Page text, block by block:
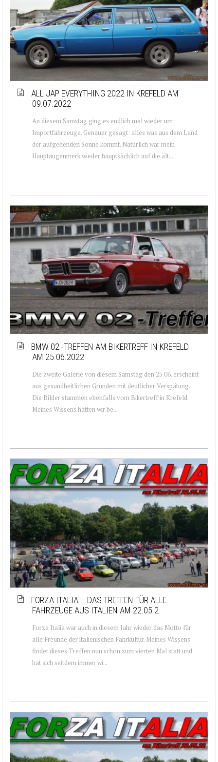
ALL JAP EVERYTHING 2022 IN KREFELD AM
09.07.2022
An diesem Samstag ging es endlich mal wieder um
Importfahrzeuge. Genauer gesagt: alles was aus dem Land
der aufgehenden Sonne kommt. Natürlich war mein
Hauptaugenmerk wieder hauptsächlich auf die ält...
BMW 02 -TREFFEN AM BIKERTREFF IN KREFELD
AM 25.06.2022
Die zweite Galerie von diesem Samstag den 25.06. erscheint
aus gesundheitlichen Gründen mit deutlicher Verspätung.
Die Bilder stammen ebenfalls vom Bikertreff in Krefeld.
Meines Wissens hatten wir be...
FORZA ITALIA – DAS TREFFEN FÜR ALLE
FAHRZEUGE AUS ITALIEN AM 22.05.2
Forza Italia war auch in diesem Jahr wieder das Motto für
alle Freunde der italienischen Fahrkultur. Meines Wissens
findet dieses Treffen nun schon zum vierten Mal statt und
hat sich seitdem immer wi...